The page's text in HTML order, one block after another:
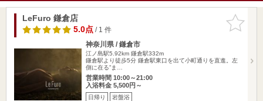
お気に入
りに追加
LeFuro 鎌倉店
5.0点/ 1 件
神奈川県 / 鎌倉市
江ノ島駅5.92km 鎌倉駅332m
鎌倉駅より徒歩5分 鎌倉駅東口を出て小町通りを直進。左
側に在る”ま…
営業時間 10:00～21:00
入浴料金 5,500円～
日帰り 岩盤浴